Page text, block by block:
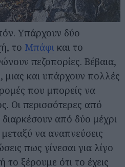
Υπάρχουν δύο
το Μπάφι και το
πεζοπορίες. Βέβαια,
μιας και υπάρχουν πολλές
που μπορείς να
Οι περισσότερες από
από δύο μέχρι
να αναπνεύσεις
πως γίνεσαι για λίγο
ξέρουμε ότι το έχεις